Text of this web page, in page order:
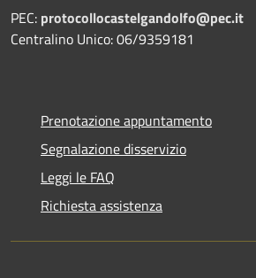
PEC: protocollocastelgandolfo@pec.it
Centralino Unico: 06/9359181
Prenotazione appuntamento
Segnalazione disservizio
Leggi le FAQ
Richiesta assistenza